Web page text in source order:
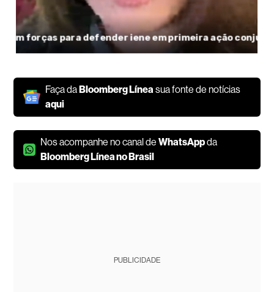
Faça daBloomberg Línea sua fonte de notícias
aqui
Nos acompanhe no canal deWhatsAppda
Bloomberg Línea no Brasil
PUBLICIDADE